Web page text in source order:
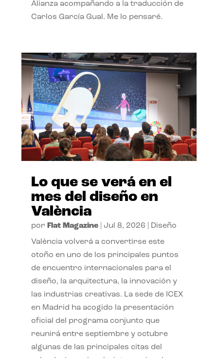
Alianza acompañando a la traducción de
Carlos García Gual. Me lo pensaré.
Lo que se verá en el
mes del diseño en
València
por Flat Magazine| Jul 8, 2026 Diseño
València volverá a convertirse este
otoño en uno de los principales puntos
de encuentro internacionales para el
diseño, la arquitectura, la innovación y
las industrias creativas. La sede de ICEX
en Madrid ha acogido la presentación
oficial del programa conjunto que
reunirá entre septiembre y octubre
algunas de las principales citas del